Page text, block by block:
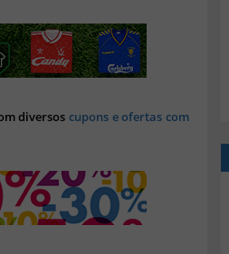
diversoscupons e ofertas com